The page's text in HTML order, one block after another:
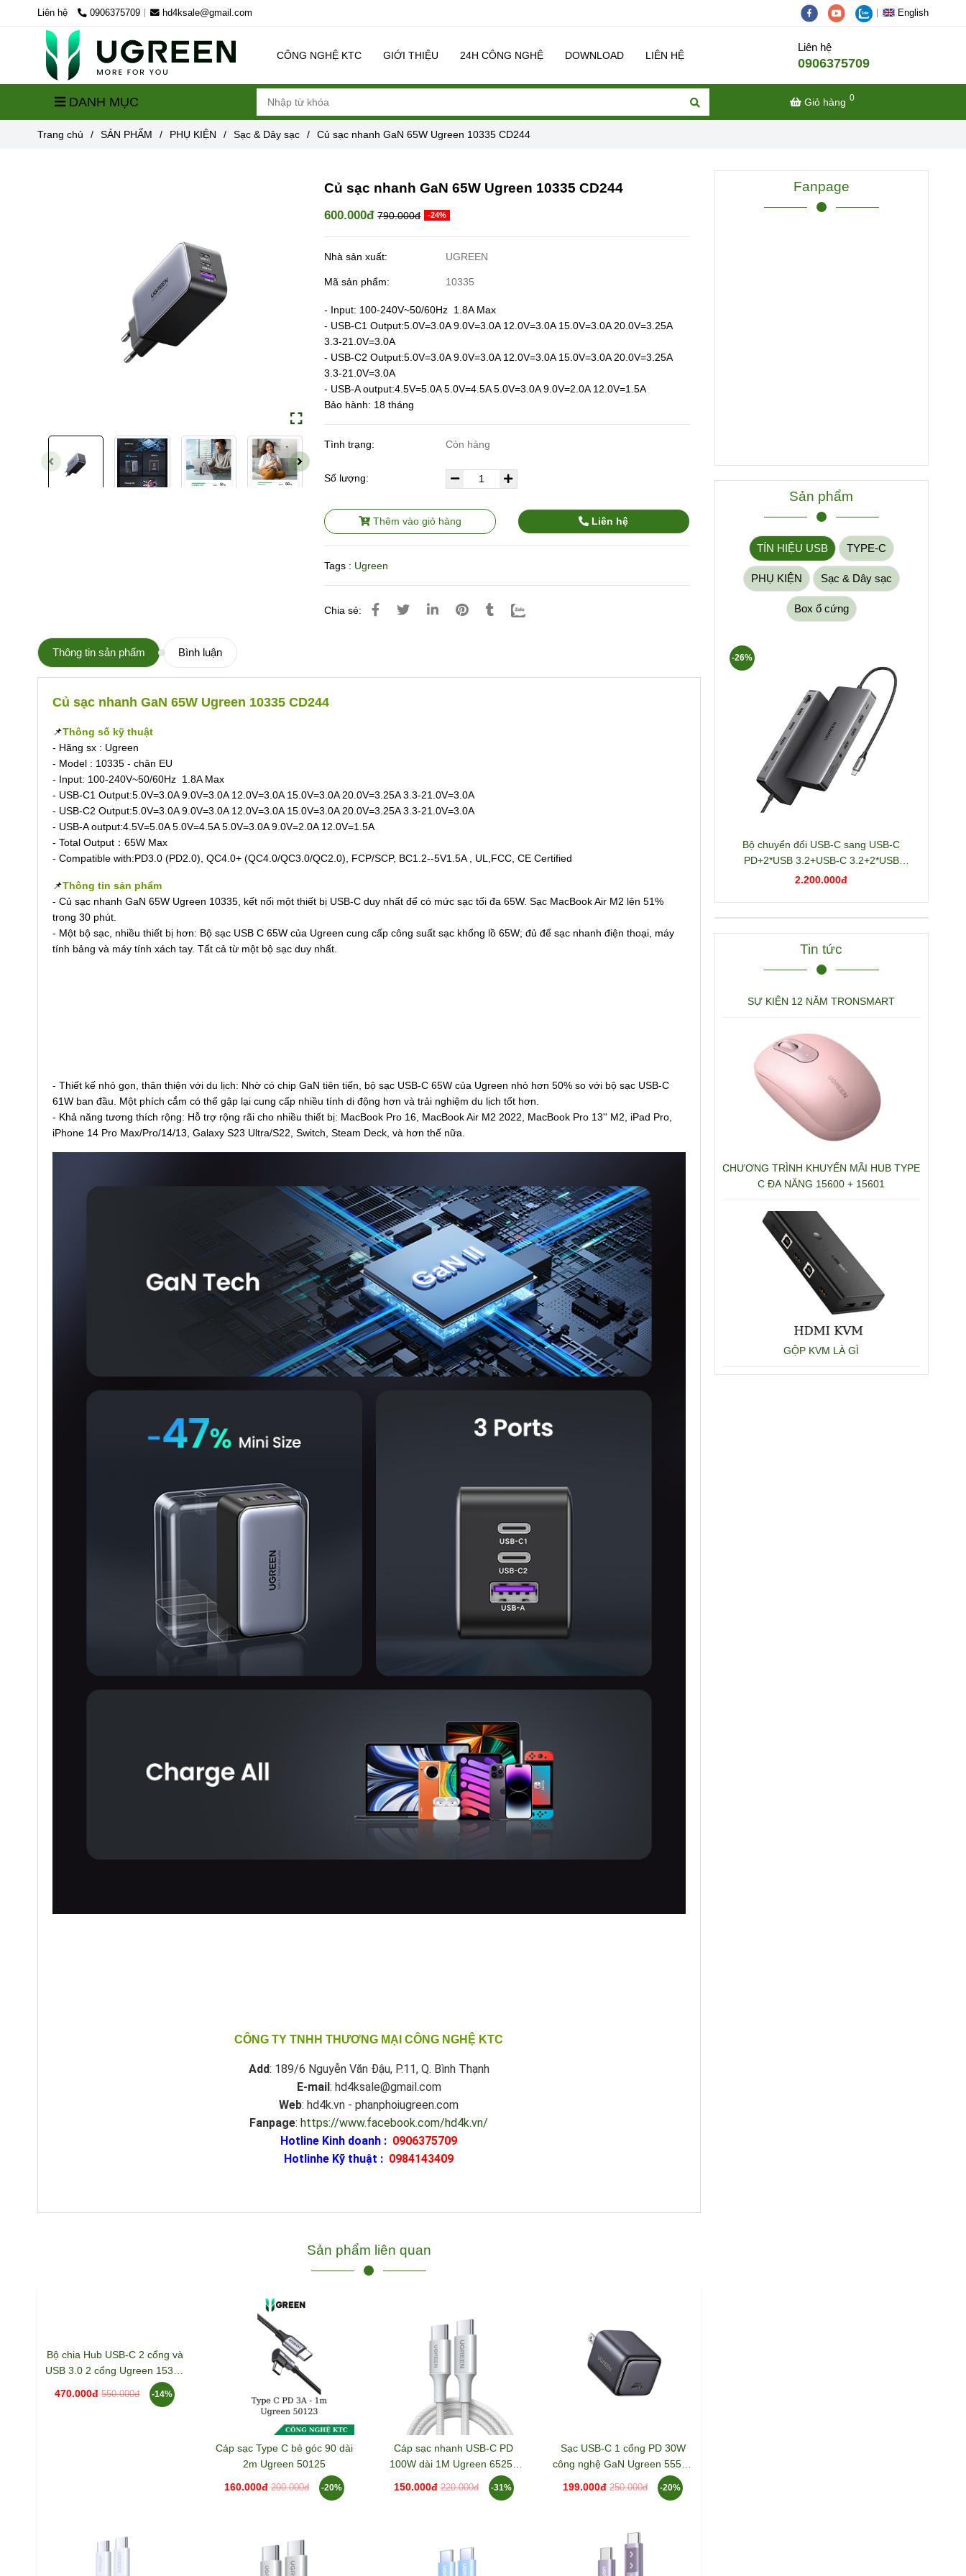
Liên hệ 0906375709 hd4ksale@gmail.com English
CÔNG NGHỆ KTC GIỚI THIỆU 24H CÔNG NGHỆ DOWNLOAD LIÊN HỆ
Liên hệ
0906375709
DANH MỤC Giỏ hàng 0
Trang chủ / SẢN PHẨM / PHỤ KIỆN / Sạc & Dây sạc / Củ sạc nhanh GaN 65W Ugreen 10335 CD244
Củ sạc nhanh GaN 65W Ugreen 10335 CD244
600.000đ 790.000đ -24%
Nhà sản xuất: UGREEN
Mã sản phẩm: 10335
- Input: 100-240V~50/60Hz 1.8A Max
- USB-C1 Output:5.0V=3.0A 9.0V=3.0A 12.0V=3.0A 15.0V=3.0A 20.0V=3.25A
3.3-21.0V=3.0A
- USB-C2 Output:5.0V=3.0A 9.0V=3.0A 12.0V=3.0A 15.0V=3.0A 20.0V=3.25A
3.3-21.0V=3.0A
- USB-A output:4.5V=5.0A 5.0V=4.5A 5.0V=3.0A 9.0V=2.0A 12.0V=1.5A
Bảo hành: 18 tháng
Tình trạng: Còn hàng
Số lượng:
Thêm vào giỏ hàng Liên hệ
Tags : Ugreen
Chia sẻ:
Thông tin sản phẩm Bình luận
Củ sạc nhanh GaN 65W Ugreen 10335 CD244
📌Thông số kỹ thuật
- Hãng sx : Ugreen
- Model : 10335 - chân EU
- Input: 100-240V~50/60Hz 1.8A Max
- USB-C1 Output:5.0V=3.0A 9.0V=3.0A 12.0V=3.0A 15.0V=3.0A 20.0V=3.25A 3.3-21.0V=3.0A
- USB-C2 Output:5.0V=3.0A 9.0V=3.0A 12.0V=3.0A 15.0V=3.0A 20.0V=3.25A 3.3-21.0V=3.0A
- USB-A output:4.5V=5.0A 5.0V=4.5A 5.0V=3.0A 9.0V=2.0A 12.0V=1.5A
- Total Output：65W Max
- Compatible with:PD3.0 (PD2.0), QC4.0+ (QC4.0/QC3.0/QC2.0), FCP/SCP, BC1.2--5V1.5A , UL,FCC, CE Certified
📌Thông tin sản phẩm
- Củ sạc nhanh GaN 65W Ugreen 10335, kết nối một thiết bị USB-C duy nhất để có mức sạc tối đa 65W. Sạc MacBook Air M2 lên 51%
trong 30 phút.
- Một bộ sạc, nhiều thiết bị hơn: Bộ sạc USB C 65W của Ugreen cung cấp công suất sạc khổng lồ 65W; đủ để sạc nhanh điện thoại, máy
tính bảng và máy tính xách tay. Tất cả từ một bộ sạc duy nhất.
- Thiết kế nhỏ gọn, thân thiện với du lịch: Nhờ có chip GaN tiên tiến, bộ sạc USB-C 65W của Ugreen nhỏ hơn 50% so với bộ sạc USB-C
61W ban đầu. Một phích cắm có thể gập lại cung cấp nhiều tính di động hơn và trải nghiệm du lịch tốt hơn.
- Khả năng tương thích rộng: Hỗ trợ rộng rãi cho nhiều thiết bị: MacBook Pro 16, MacBook Air M2 2022, MacBook Pro 13'' M2, iPad Pro,
iPhone 14 Pro Max/Pro/14/13, Galaxy S23 Ultra/S22, Switch, Steam Deck, và hơn thế nữa.
CÔNG TY TNHH THƯƠNG MẠI CÔNG NGHỆ KTC
Add: 189/6 Nguyễn Văn Đậu, P.11, Q. Bình Thạnh
E-mail : hd4ksale@gmail.com
Web: hd4k.vn - phanphoiugreen.com
Fanpage: https://www.facebook.com/hd4k.vn/
Hotline Kinh doanh : 0906375709
Hotlinhe Kỹ thuật : 0984143409
Sản phẩm liên quan
Cáp sạc Type C bẻ góc 90 dài
2m Ugreen 50125
160.000đ 200.000đ -20%
Cáp sạc nhanh USB-C PD
100W dài 1M Ugreen 65255
150.000đ 220.000đ -31%
Sạc USB-C 1 cổng PD 30W
công nghệ GaN Ugreen 55530
199.000đ 250.000đ -20%
Fanpage
Sản phẩm
TÍN HIỆU USB TYPE-C
PHỤ KIỆN Sạc & Dây sạc
Box ổ cứng
Bộ chuyển đổi USB-C sang USB-C
PD+2*USB 3.2+USB-C 3.2+2*USB
3.0+RJ45+2*HDMI+DP+SD/TF+3.5mm
2.200.000đ
-26%
Tin tức
SỰ KIỆN 12 NĂM TRONSMART
CHƯƠNG TRÌNH KHUYẾN MÃI HUB TYPE
C ĐA NĂNG 15600 + 15601
GỘP KVM LÀ GÌ